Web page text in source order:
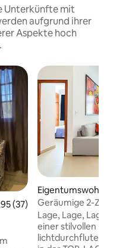
Unterkünfte mit
aufgrund ihrer
Aspekte hoch
Bewertung:
(37)
Domingo
Geräumige 2-
bester Lage im
Lage, Lage,
einer stilvollen